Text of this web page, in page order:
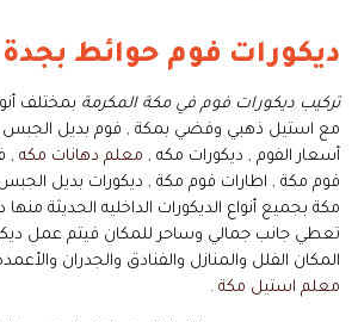
ديكورات فوم حوائط بجدة
تركيب ديكورات فوم في مكة المكرمة بمختلف
مع استيل ذهبي وفضي بمكة , فوم بديل
أسعار الفوم , ديكورات مكه , معلم دهانات مكه ,
فوم مكة , اطارات فوم مكة , ديكورات بديل
مكة بجميع أنواع الديكورات الداخليه الحديثة منها
تعطي جانب جمالي وساحر للمكان فيتم عمل
المكان الفلل والمنازل والفنادق والجدران
معلم استيل مكة .